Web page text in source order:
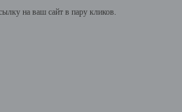
на ваш сайт в пару кликов.